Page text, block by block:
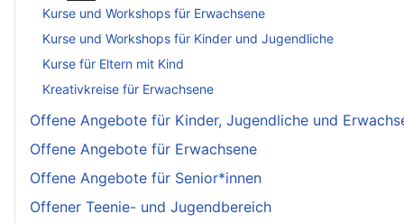
Kurse und Workshops für Erwachsene
Kurse und Workshops für Kinder und Jugendliche
Kurse für Eltern mit Kind
Kreativkreise für Erwachsene
Offene Angebote für Kinder, Jugendliche und
Offene Angebote für Erwachsene
Offene Angebote für Senior*innen
Offener Teenie- und Jugendbereich